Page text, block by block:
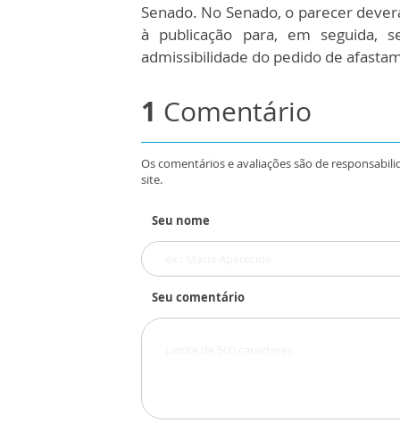
Senado. No Senado, o parecer
à publicação para, em seguida,
admissibilidade do pedido de
1 Comentário
Os comentários e avaliações são de
site.
Seu nome
Seu comentário